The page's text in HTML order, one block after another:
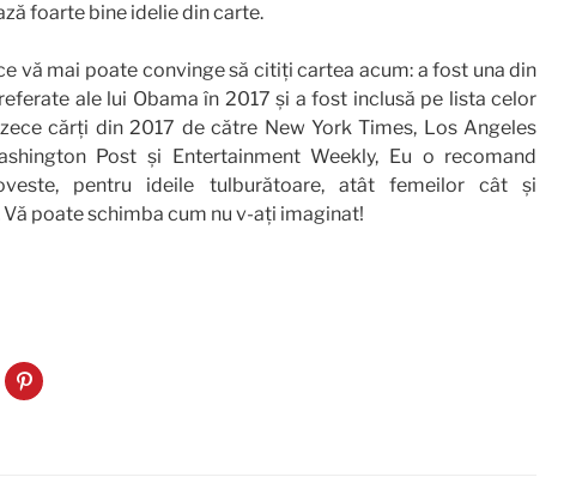
foarte bine idelie din carte.
vă mai poate convinge să citiți cartea acum: a fost una din
ale lui Obama în 2017 și a fost inclusă pe lista celor
cărți din 2017 de către New York Times, Los Angeles
Post și Entertainment Weekly, Eu o recomand
pentru ideile tulburătoare, atât femeilor cât și
poate schimba cum nu v-ați imaginat!